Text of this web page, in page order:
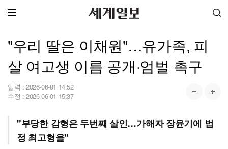
"우리 딸은 이채원"…유가족, 피
살 여고생 이름 공개·엄벌 촉구
입력 : 2026-06-01 14:52
수정 : 2026-06-01 15:37
"부당한 감형은 두번째 살인…가해자 장윤기에 법
정 최고형을"